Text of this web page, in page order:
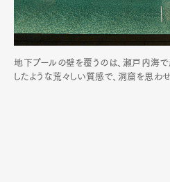
地下プールの壁を覆うのは、瀬戸内海
したような荒々しい質感で、洞窟を思わ